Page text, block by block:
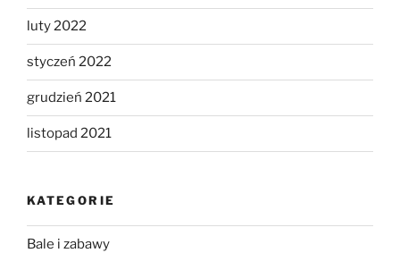
luty 2022
styczeń 2022
grudzień 2021
listopad 2021
KATEGORIE
Bale i zabawy